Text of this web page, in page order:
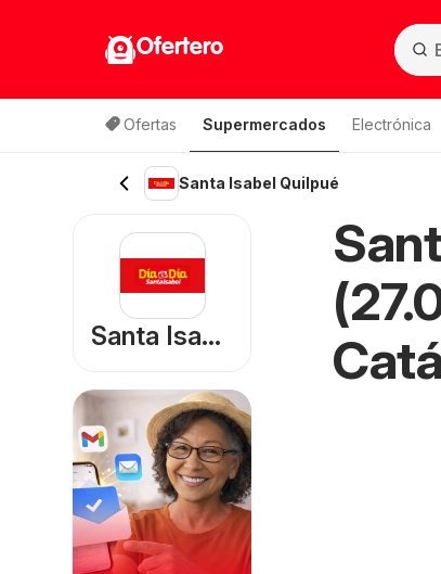
Ofertero
Ofertas Supermercados Electrónica
Santa Isabel Quilpué
Santa Isabel